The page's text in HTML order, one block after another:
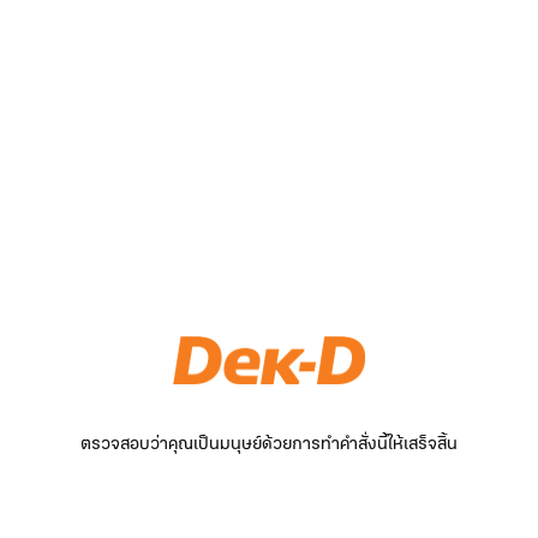
ตรวจสอบว่าคุณเป็นมนุษย์ด้วยการทำคำสั่งนี้ให้เสร็จสิ้น